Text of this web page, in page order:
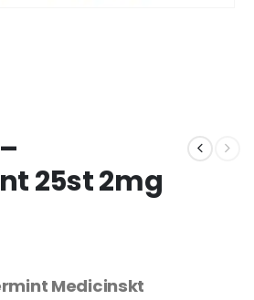
25st 2mg
Medicinskt